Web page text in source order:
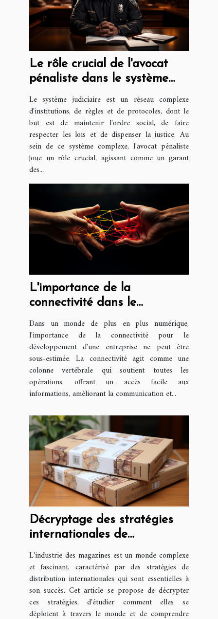
Le rôle crucial de l'avocat
pénaliste dans le système
judiciaire
Le système judiciaire est un réseau complexe
d'institutions, de règles et de protocoles, dont le
but est de maintenir l'ordre social, de faire
respecter les lois et de dispenser la justice. Au
sein de ce système complexe, l'avocat pénaliste
joue un rôle crucial, agissant comme un garant
des...
L'importance de la
connectivité dans le
entreprise
Dans un monde de plus en plus numérique,
l'importance de la connectivité pour le
développement d'une entreprise ne peut être
sous-estimée. La connectivité agit comme une
colonne vertébrale qui soutient toutes les
opérations, offrant un accès facile aux
informations, améliorant la communication et...
Décryptage des stratégies
internationales de
L'industrie des magazines est un monde complexe
et fascinant, caractérisé par des stratégies de
distribution internationales qui sont essentielles à
son succès. Cet article se propose de décrypter
ces stratégies, d'étudier comment elles se
déploient à travers le monde et de comprendre